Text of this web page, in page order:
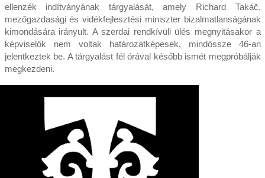
ellenzék indítványának tárgyalását, amely Richard Takáč,
mezőgazdasági és vidékfejlesztési miniszter bizalmatlanságának
kimondására irányult. A szerdai rendkívüli ülés megnyitásakor a
képviselők nem voltak határozatképesek, mindössze 46-an
jelentkeztek be. A tárgyalást fél órával később ismét megpróbálják
megkezdeni.